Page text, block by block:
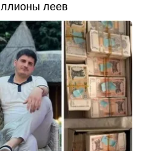
леев